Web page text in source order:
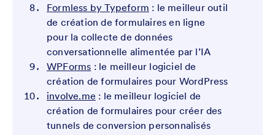
Formless by Typeform : le meilleur outil
de création de formulaires en ligne
pour la collecte de données
conversationnelle alimentée par l’IA
WPForms : le meilleur logiciel de
création de formulaires pour WordPress
involve.me : le meilleur logiciel de
création de formulaires pour créer des
tunnels de conversion personnalisés